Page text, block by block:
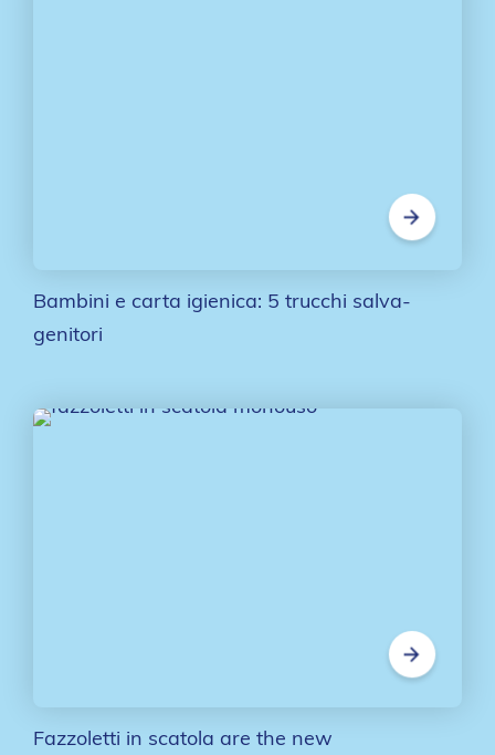
Bambini e carta igienica: 5 trucchi salva-
genitori
Fazzoletti in scatola are the new